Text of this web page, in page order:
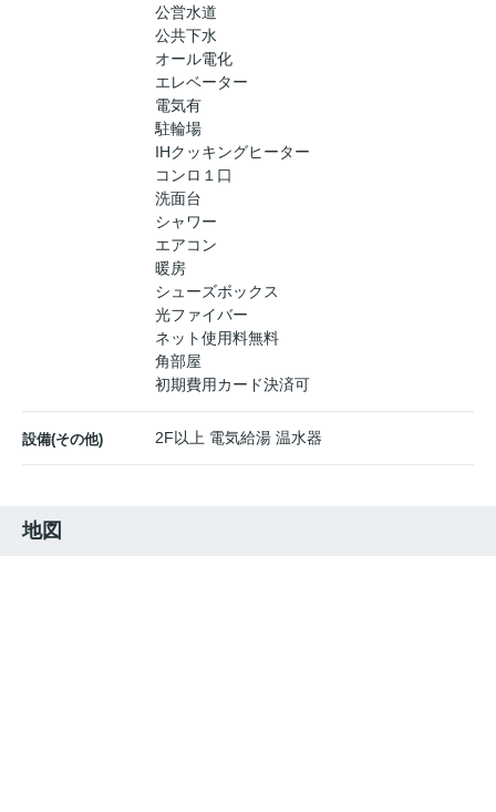
公営水道
公共下水
オール電化
エレベーター
電気有
駐輪場
IHクッキングヒーター
コンロ１口
洗面台
シャワー
エアコン
暖房
シューズボックス
光ファイバー
ネット使用料無料
角部屋
初期費用カード決済可
設備(その他) 2F以上 電気給湯 温水器
地図